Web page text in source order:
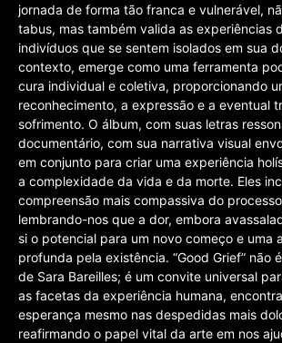
jornada de forma tão franca e vulnerável,
tabus, mas também valida as experiências
indivíduos que se sentem isolados em sua
contexto, emerge como uma ferramenta
cura individual e coletiva, proporcionando
reconhecimento, a expressão e a eventual
sofrimento. O álbum, com suas letras
documentário, com sua narrativa visual
em conjunto para criar uma experiência
a complexidade da vida e da morte. Eles
compreensão mais compassiva do
lembrando-nos que a dor, embora
si o potencial para um novo começo e uma
profunda pela existência. “Good Grief” não
de Sara Bareilles; é um convite universal
as facetas da experiência humana,
esperança mesmo nas despedidas mais
reafirmando o papel vital da arte em nos